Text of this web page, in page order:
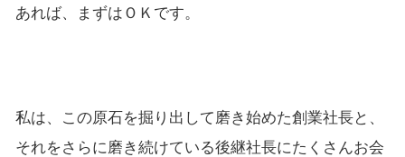
あれば、まずはＯＫです。
私は、この原石を掘り出して磨き始めた創業社長と、
それをさらに磨き続けている後継社長にたくさんお会